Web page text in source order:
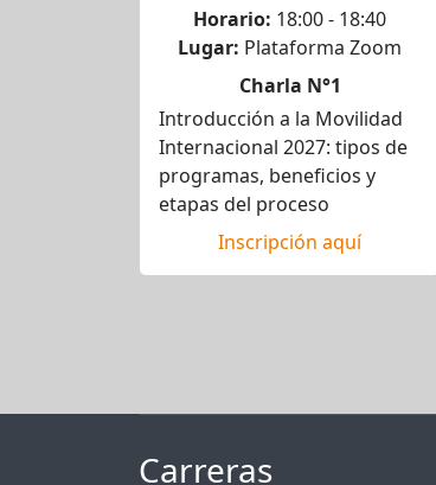
Horario: 18:00 - 18:40
Lugar: Plataforma Zoom
Charla N°1
Introducción a la Movilidad
Internacional 2027: tipos de
programas, beneficios y
etapas del proceso
Inscripción aquí
Carreras